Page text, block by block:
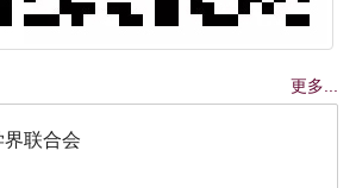
更多...
界联合会